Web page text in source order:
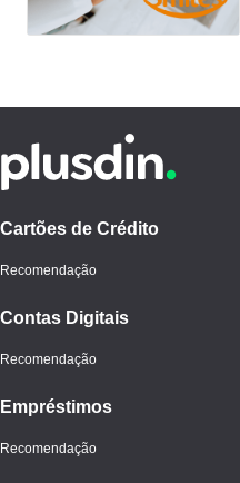
Cartões de Crédito
Recomendação
Contas Digitais
Recomendação
Empréstimos
Recomendação